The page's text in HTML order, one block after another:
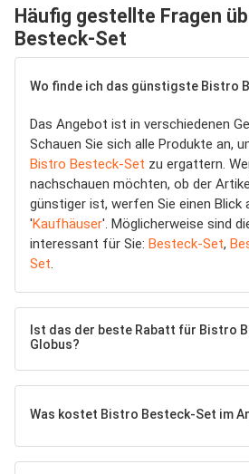
Häufig gestellte Fragen
Besteck-Set
Wo finde ich das günstigste Bistro
Das Angebot ist in verschiedenen
Schauen Sie sich alle Produkte an,
Bistro Besteck-Set zu ergattern.
nachschauen möchten, ob der
günstiger ist, werfen Sie einen Blick
'Kaufhäuser'. Möglicherweise sind
interessant für Sie: Besteck-Set,
Set
Ist das der beste Rabatt für Bistro
Globus?
Was kostet Bistro Besteck-Set im